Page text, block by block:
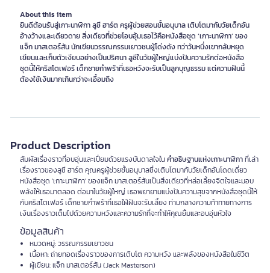
About this item
ยินดีต้อนรับสู่เกาะนาฬิกา ลูซี ฮาร์ต ครูผู้ช่วยสอนชั้นอนุบาล เติบโตมากับวัยเด็กอัน
อ้างว้างและเดียวดาย สิ่งเดียวที่ช่วยโอบอุ้มเธอไว้คือหนังสือชุด ‘เกาะนาฬิกา’ ของ
แจ็ก มาสเตอร์สัน นักเขียนวรรณกรรมเยาวชนผู้โด่งดัง ทว่าวันหนึ่งเขากลับหยุด
เขียนและเก็บตัวเงียบอย่างเป็นปริศนา ลูซีในวัยผู้ใหญ่แบ่งปันความรักต่อหนังสือ
ชุดนี้ให้คริสโตเฟอร์ เด็กชายกำพร้าที่เธอหวังจะรับเป็นลูกบุญธรรม แต่ความฝันนี้
ต้องใช้เงินมากเกินกว่าจะเอื้อมถึง
Product Description
สัมผัสเรื่องราวที่อบอุ่นและเปี่ยมด้วยแรงบันดาลใจในคำอธิษฐานแห่งเกาะนาฬิกาที่เล่า
เรื่องราวของลูซี ฮาร์ต คุณครูผู้ช่วยชั้นอนุบาลซึ่งเติบโตมากับวัยเด็กอันโดดเดี่ยว
หนังสือชุด 'เกาะนาฬิกา' ของแจ็ก มาสเตอร์สันเป็นสิ่งเดียวที่หล่อเลี้ยงจิตใจและมอบ
พลังให้เธอมาตลอด ต่อมาในวัยผู้ใหญ่ เธอพยายามแบ่งปันความสุขจากหนังสือชุดนี้ให้
กับคริสโตเฟอร์ เด็กชายกำพร้าที่เธอใฝ่ฝันจะรับเลี้ยง ท่ามกลางความท้าทายทางการ
เงินเรื่องราวเต็มไปด้วยความหวังและความรักที่จะทำให้คุณยิ้มและอบอุ่นหัวใจ
ข้อมูลสินค้า
หมวดหมู่: วรรณกรรมเยาวชน
เนื้อหา: ถ่ายทอดเรื่องราวของการเติบโต ความหวัง และพลังของหนังสือในชีวิต
ผู้เขียน: แจ็ก มาสเตอร์สัน (Jack Masterson)